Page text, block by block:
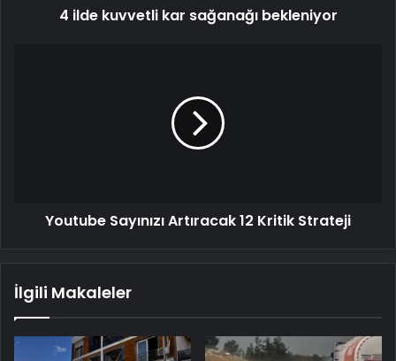
4 ilde kuvvetli kar sağanağı bekleniyor
Youtube Sayınızı Artıracak 12 Kritik Strateji
İlgili Makaleler